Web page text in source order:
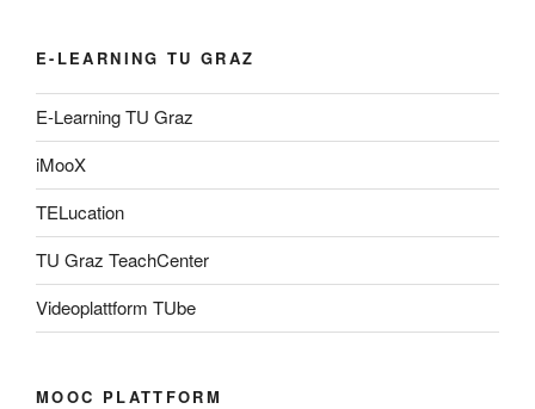
E-LEARNING TU GRAZ
E-Learning TU Graz
iMooX
TELucation
TU Graz TeachCenter
Videoplattform TUbe
MOOC PLATTFORM